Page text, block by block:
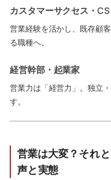
カスタマーサクセス・CS
営業経験を活かし、既存顧
る職種へ。
経営幹部・起業家
営業力は「経営力」。独立
す。
営業は大変？それ
声と実態